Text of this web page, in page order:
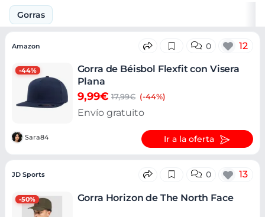
Gorras
-44%
Amazon 0 12
Gorra de Béisbol Flexfit con Visera
Plana
9,99€ 17,99€ (-44%)
Envío gratuito
Sara84 Ir a la oferta
-50%
JD Sports 0 13
Gorra Horizon de The North Face